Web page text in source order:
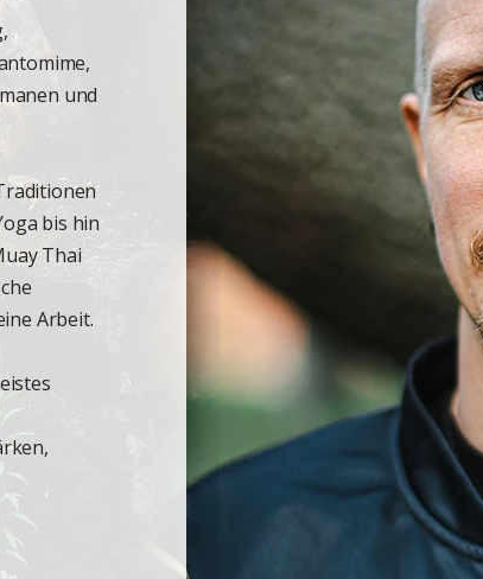
und
bis hin
Thai
Arbeit.